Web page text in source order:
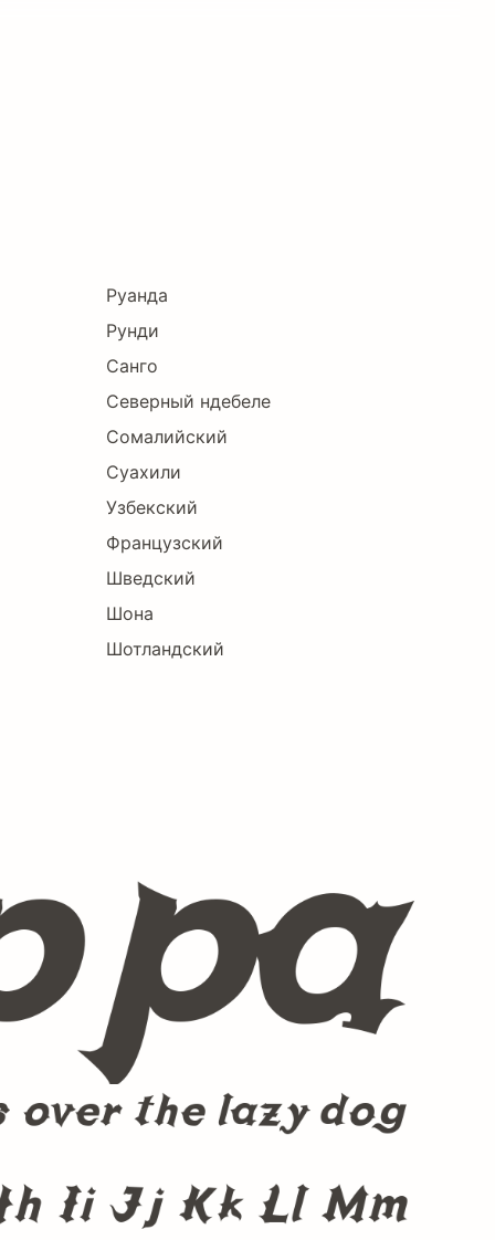
Руанда
Рунди
Санго
Северный ндебеле
Сомалийский
Суахили
Узбекский
Французский
Шведский
Шона
Шотландский